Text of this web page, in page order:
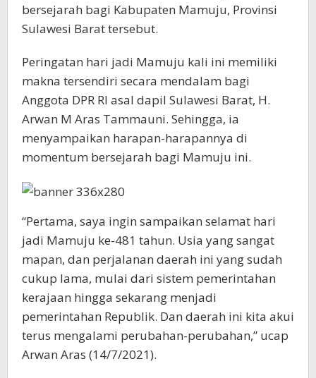
bersejarah bagi Kabupaten Mamuju, Provinsi
Sulawesi Barat tersebut.
Peringatan hari jadi Mamuju kali ini memiliki
makna tersendiri secara mendalam bagi
Anggota DPR RI asal dapil Sulawesi Barat, H.
Arwan M Aras Tammauni. Sehingga, ia
menyampaikan harapan-harapannya di
momentum bersejarah bagi Mamuju ini.
“Pertama, saya ingin sampaikan selamat hari
jadi Mamuju ke-481 tahun. Usia yang sangat
mapan, dan perjalanan daerah ini yang sudah
cukup lama, mulai dari sistem pemerintahan
kerajaan hingga sekarang menjadi
pemerintahan Republik. Dan daerah ini kita akui
terus mengalami perubahan-perubahan,” ucap
Arwan Aras (14/7/2021).